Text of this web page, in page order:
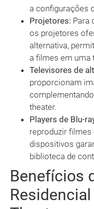
a configurações
Projetores: Para
os projetores
alternativa,
a filmes em uma
Televisores de
proporcionam
theater.
Players de Blu-
reproduzir filmes
dispositivos
biblioteca de
Benefícios